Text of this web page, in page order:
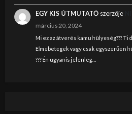
EGY KIS ÚTMUTATÓszerzője
március 20, 2024
Mi ez az átverés kamu hülyeség??? Ti
Elmebetegek vagy csak egyszerűen
??? Én ugyanis jelenleg…